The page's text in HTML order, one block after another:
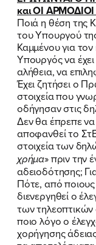
ΠΟΙΑ
ΕΡΓΟ
και ΟΙ
Ποιά η θέση της
του Υπουργού
Καμμένου για
Υπουργός να
αλήθεια, να
Έχει ζητήσει ο
στοιχεία που
οδήγησαν στις
Δεν θα έπρεπε
αποφανθεί το
στοιχεία των
χρήμα» πριν την
αδειοδότησης;
Πότε, από ποιους
διενεργηθεί ο
των
ποιο λόγο ο
χορήγησης